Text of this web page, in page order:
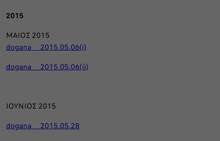
2015
ΜΑΙΟΣ 2015
dogana_ _2015.05.06(i)
dogana_ _2015.05.06(ii)
ΙΟΥΝΙΟΣ 2015
dogana_ _2015.05.28